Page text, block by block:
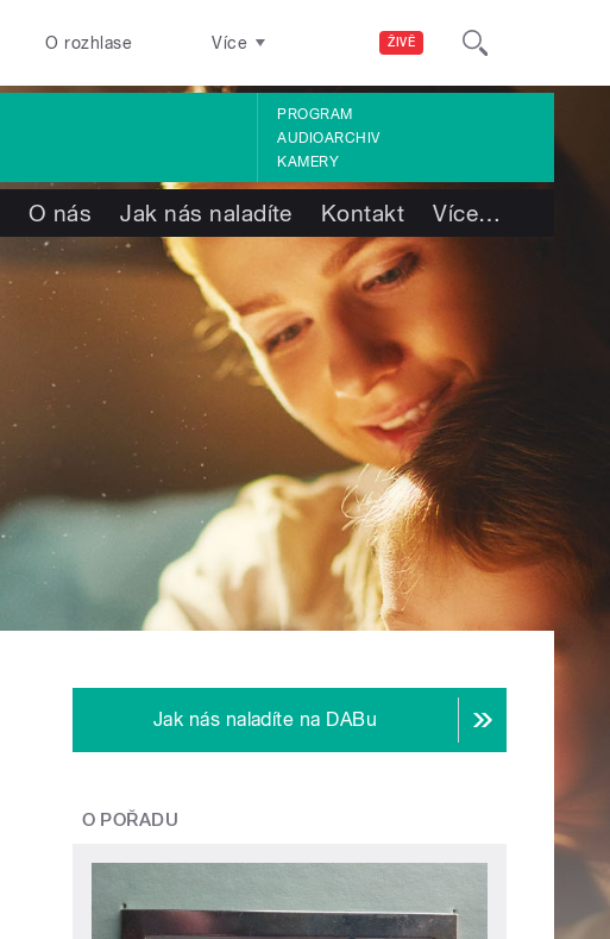
ŽIVĚ
O rozhlase Více
PROGRAM
AUDIOARCHIV
KAMERY
O nás Jak nás naladíte Kontakt Více…
Jak nás naladíte na DABu
O POŘADU